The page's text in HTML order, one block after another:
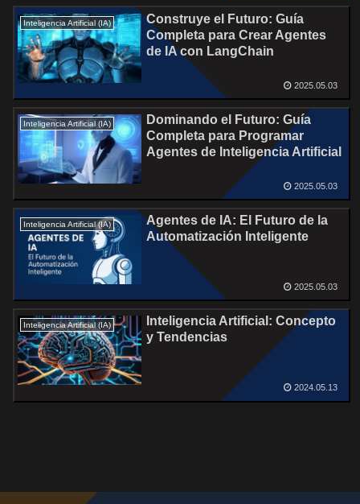
Inteligencia Artificial (IA)
Construye el Futuro: Guía
Completa para Crear Agentes
de IA con LangChain
2025.05.03
Inteligencia Artificial (IA)
Dominando el Futuro: Guía
Completa para Programar
Agentes de Inteligencia Artificial
2025.05.03
Inteligencia Artificial (IA)
Agentes de IA: El Futuro de la
Automatización Inteligente
2025.05.03
Inteligencia Artificial (IA)
Inteligencia Artificial: Concepto
y Tendencias
2024.05.13